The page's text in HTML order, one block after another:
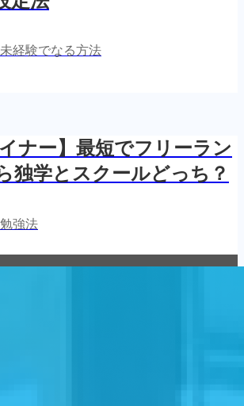
経験でなる方法
ナー】最短でフリーラン
独学とスクールどっち？
強法